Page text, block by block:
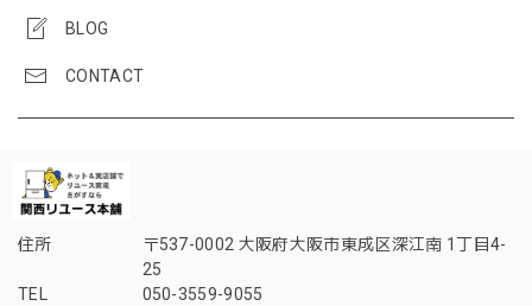
BLOG
CONTACT
住所
〒537-0002 大阪府大阪市東成区深江南 1丁目4-
25
TEL
050-3559-9055